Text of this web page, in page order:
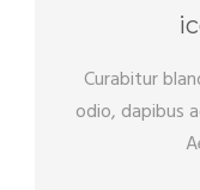
Curabitur
odio, dapibus